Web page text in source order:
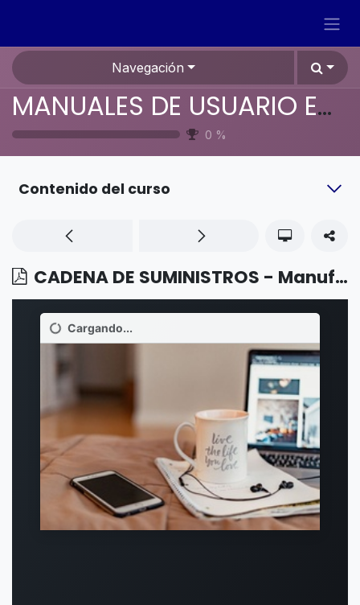
Navegación
MANUALES DE USUARIO EN ESPAÑOL ODOO 19
0 %
Contenido del curso
CADENA DE SUMINISTROS - Manufactura - Subproductos